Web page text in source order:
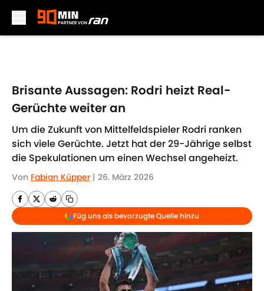
Brisante Aussagen: Rodri heizt Real-
Gerüchte weiter an
Um die Zukunft von Mittelfeldspieler Rodri ranken
sich viele Gerüchte. Jetzt hat der 29-Jährige selbst
die Spekulationen um einen Wechsel angeheizt.
Von Fabian Küpper | 26. März 2026
Füg uns als bevorzugte Quelle hinzu